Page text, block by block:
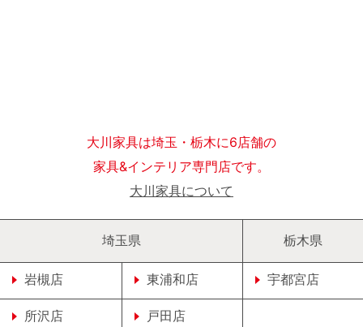
大川家具は埼玉・栃木に6店舗の
家具&インテリア専門店です。
大川家具について
埼玉県
岩槻店 東浦和店
所沢店 戸田店
栃木県
宇都宮店